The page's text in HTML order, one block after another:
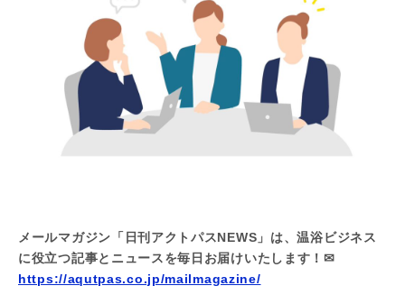
メールマガジン「日刊アクトパスNEWS」は、温浴ビジネス
に役立つ記事とニュースを毎日お届けいたします！✉
https://aqutpas.co.jp/mailmagazine/